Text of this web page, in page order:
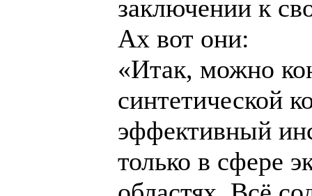
заключении к
Ах вот они:
«Итак, можно
синтетической
эффективный
только в сфере